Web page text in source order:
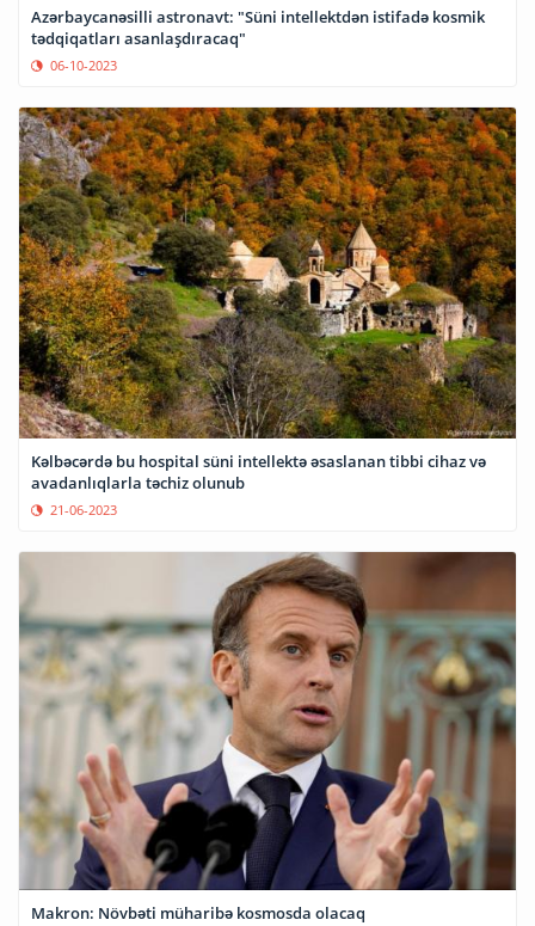
Azərbaycanəsilli astronavt: "Süni intellektdən istifadə kosmik
tədqiqatları asanlaşdıracaq"
06-10-2023
Kəlbəcərdə bu hospital süni intellektə əsaslanan tibbi cihaz və
avadanlıqlarla təchiz olunub
21-06-2023
Makron: Növbəti müharibə kosmosda olacaq